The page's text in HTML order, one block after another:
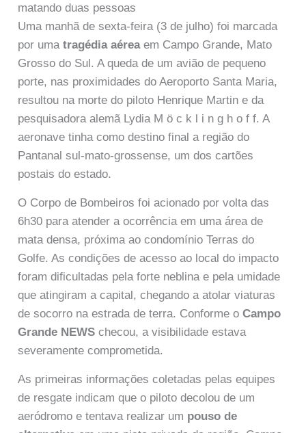
matando duas pessoas
Uma manhã de sexta-feira (3 de julho) foi marcada
por umatragédia aéreaem Campo Grande, Mato
Grosso do Sul. A queda de um avião de pequeno
porte, nas proximidades do Aeroporto Santa Maria,
resultou na morte do piloto Henrique Martin e da
pesquisadora alemã Lydia M ö c k l i n g h o f f. A
aeronave tinha como destino final a região do
Pantanal sul-mato-grossense, um dos cartões
postais do estado.
O Corpo de Bombeiros foi acionado por volta das
6h30 para atender a ocorrência em uma área de
mata densa, próxima ao condomínio Terras do
Golfe. As condições de acesso ao local do impacto
foram dificultadas pela forte neblina e pela umidade
que atingiram a capital, chegando a atolar viaturas
de socorro na estrada de terra. Conforme oCampo
Grande NEWS checou, a visibilidade estava
severamente comprometida.
As primeiras informações coletadas pelas equipes
de resgate indicam que o piloto decolou de um
aeródromo e tentava realizar um pouso de